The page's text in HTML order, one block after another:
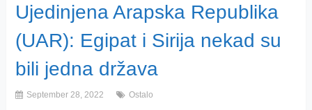
Ujedinjena Arapska Republika
(UAR): Egipat i Sirija nekad su
bili jedna država
September 28, 2022 Ostalo